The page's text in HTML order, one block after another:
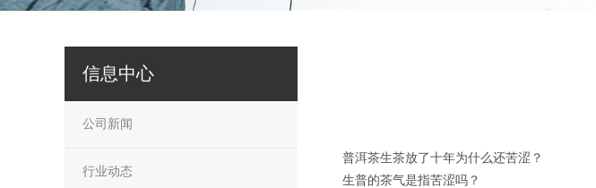
普洱茶生茶放了十年为什么还苦涩？
生普的茶气是指苦涩吗？
信息中心
公司新闻
行业动态